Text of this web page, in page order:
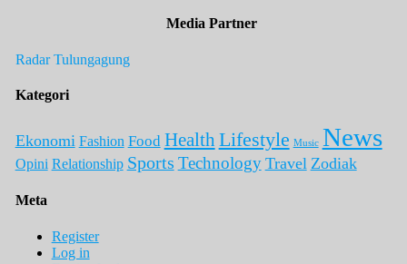
Media Partner
Radar Tulungagung
Kategori
Ekonomi Fashion Food Health Lifestyle Music News
Opini Relationship Sports Technology Travel Zodiak
Meta
Register
Log in